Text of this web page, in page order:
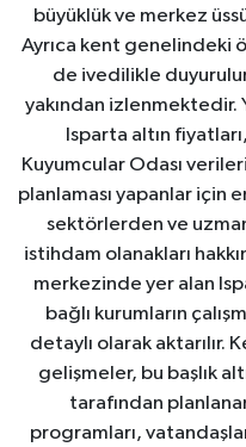
büyüklük ve merkez
Ayrıca kent genelindeki
de ivedilikle
yakından izlenmektedir.
Isparta altın
Kuyumcular Odası
planlaması yapanlar için
sektörlerden ve
istihdam olanakları
merkezinde yer alan
bağlı kurumların
detaylı olarak aktarılır.
gelişmeler, bu başlık
tarafından
programları,